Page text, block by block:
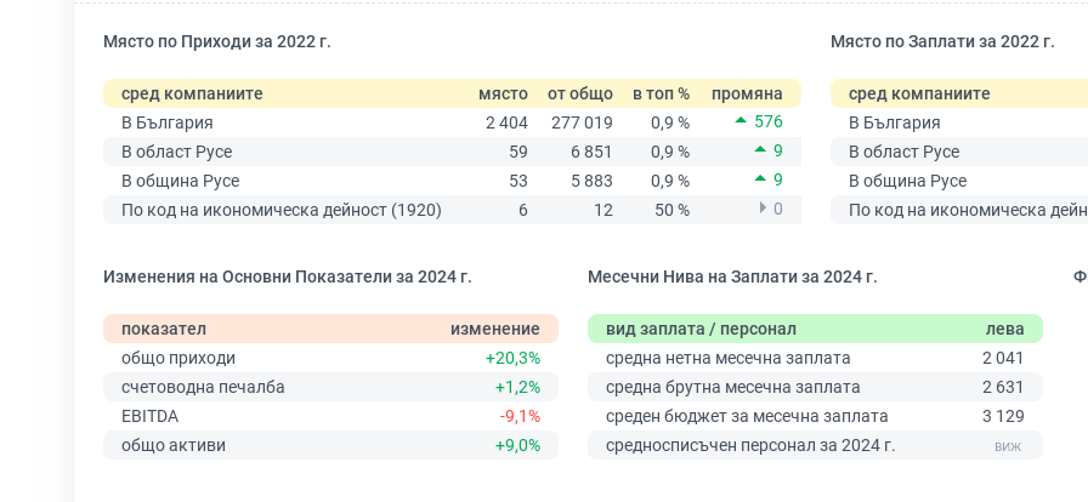
Място по Приходи за 2022 г.
сред компаниите място от общо в топ %
промяна
В България
2 404 277 019 0,9 %
576
В област Русе
59 6 851 0,9 %
9
В община Русе
53 5 883 0,9 %
9
По код на икономическа дейност (1920)
6 12 50 % 0
Място по Заплати за 2022 г.
сред компаниите
В България
В област Русе
В община Русе
По код на икономическа
Изменения на Основни Показатели за 2024 г.
показател
изменение
общо приходи
+20,3%
счетоводна печалба
+1,2%
EBITDA
-9,1%
общо активи
+9,0%
Месечни Нива на Заплати за 2024 г.
вид заплата / персонал
лева
средна нетна месечна заплата
2 041
средна брутна месечна заплата
2 631
среден бюджет за месечна заплата
3 129
средносписъчен персонал за 2024 г.